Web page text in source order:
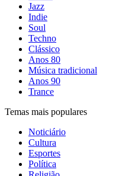
Jazz
Indie
Soul
Techno
Clássico
Anos 80
Música tradicional
Anos 90
Trance
Temas mais populares
Noticiário
Cultura
Esportes
Política